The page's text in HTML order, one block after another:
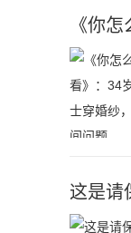
《你
这是请